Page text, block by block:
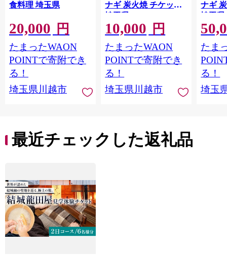
食料理 埼玉県
20,000 円
たまったWAON
POINTで寄附でき
る！
埼玉県川越市
ナギ 炭火焼 チケット
埼玉県
10,000 円
たまったWAON
POINTで寄附でき
る！
埼玉県川越市
ナギ
埼玉県
たま
る！
埼玉
最近チェックした返礼品